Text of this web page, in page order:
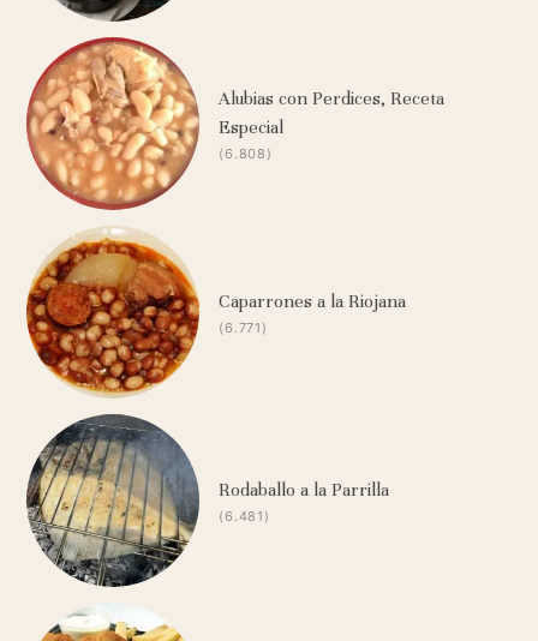
Alubias con Perdices, Receta
Especial
(6.808)
Caparrones a la Riojana
(6.771)
Rodaballo a la Parrilla
(6.481)